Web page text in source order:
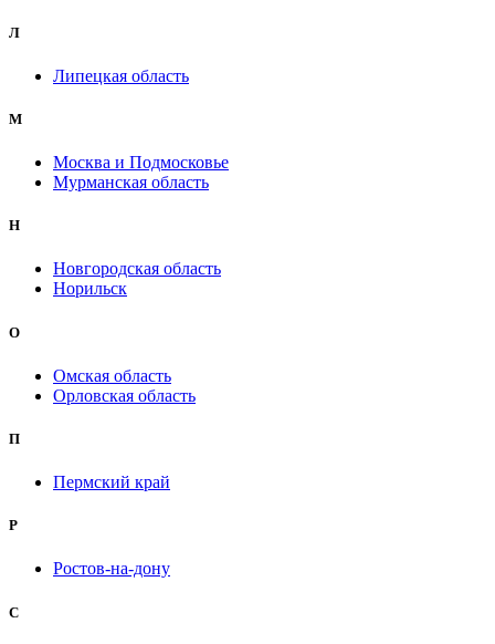
Л
Липецкая область
М
Москва и Подмосковье
Мурманская область
Н
Новгородская область
Норильск
О
Омская область
Орловская область
П
Пермский край
Р
Ростов-на-дону
С